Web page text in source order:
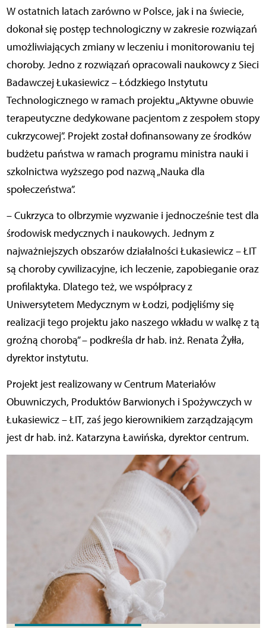
W ostatnich latach zarówno w Polsce, jak i na świecie,
dokonał się postęp technologiczny w zakresie rozwiązań
umożliwiających zmiany w leczeniu i monitorowaniu tej
choroby. Jedno z rozwiązań opracowali naukowcy z Sieci
Badawczej Łukasiewicz – Łódzkiego Instytutu
Technologicznego w ramach projektu „Aktywne obuwie
terapeutyczne dedykowane pacjentom z zespołem stopy
cukrzycowej”. Projekt został dofinansowany ze środków
budżetu państwa w ramach programu ministra nauki i
szkolnictwa wyższego pod nazwą „Nauka dla
społeczeństwa”.
– Cukrzyca to olbrzymie wyzwanie i jednocześnie test dla
środowisk medycznych i naukowych. Jednym z
najważniejszych obszarów działalności Łukasiewicz – ŁIT
są choroby cywilizacyjne, ich leczenie, zapobieganie oraz
profilaktyka. Dlatego też, we współpracy z
Uniwersytetem Medycznym w Łodzi, podjęliśmy się
realizacji tego projektu jako naszego wkładu w walkę z tą
groźną chorobą” – podkreśla dr hab. inż. Renata Żyłła,
dyrektor instytutu.
Projekt jest realizowany w Centrum Materiałów
Obuwniczych, Produktów Barwionych i Spożywczych w
Łukasiewicz – ŁIT, zaś jego kierownikiem zarządzającym
jest dr hab. inż. Katarzyna Ławińska, dyrektor centrum.